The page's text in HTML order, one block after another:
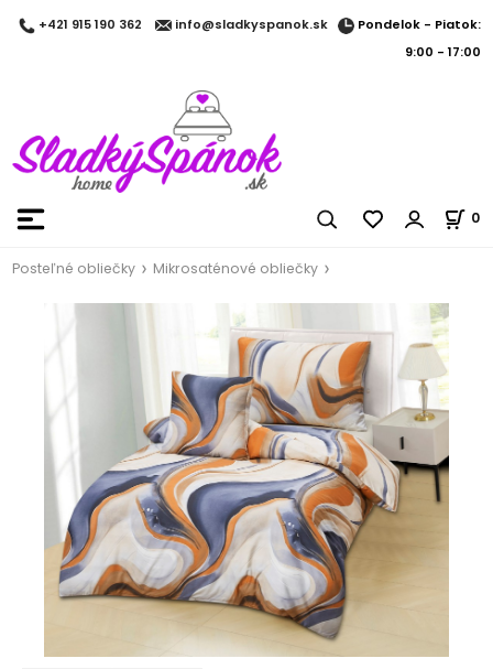
+421 915 190 362 info@sladkyspanok.sk
Pondelok - Piatok:
9:00 - 17:00
0
Posteľné obliečky Mikrosaténové obliečky